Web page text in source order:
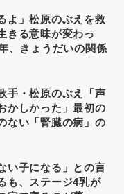
よ」松原のぶえを救
きる意味が変わっ
、きょうだいの関係
手・松原のぶえ「声
かしかった」最初の
ない「腎臓の病」の
い子になる」との言
も、ステージ4乳が